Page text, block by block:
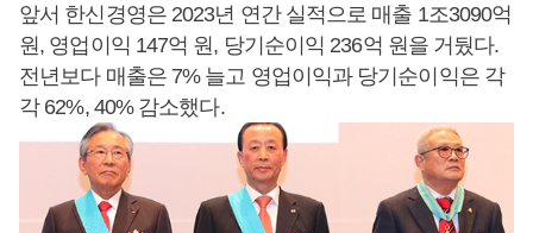
앞서 한신경영은 2023년 연간 실적으로 매출 1조3090억
원, 영업이익 147억 원, 당기순이익 236억 원을 거뒀다.
전년보다 매출은 7% 늘고 영업이익과 당기순이익은 각
각 62%, 40% 감소했다.